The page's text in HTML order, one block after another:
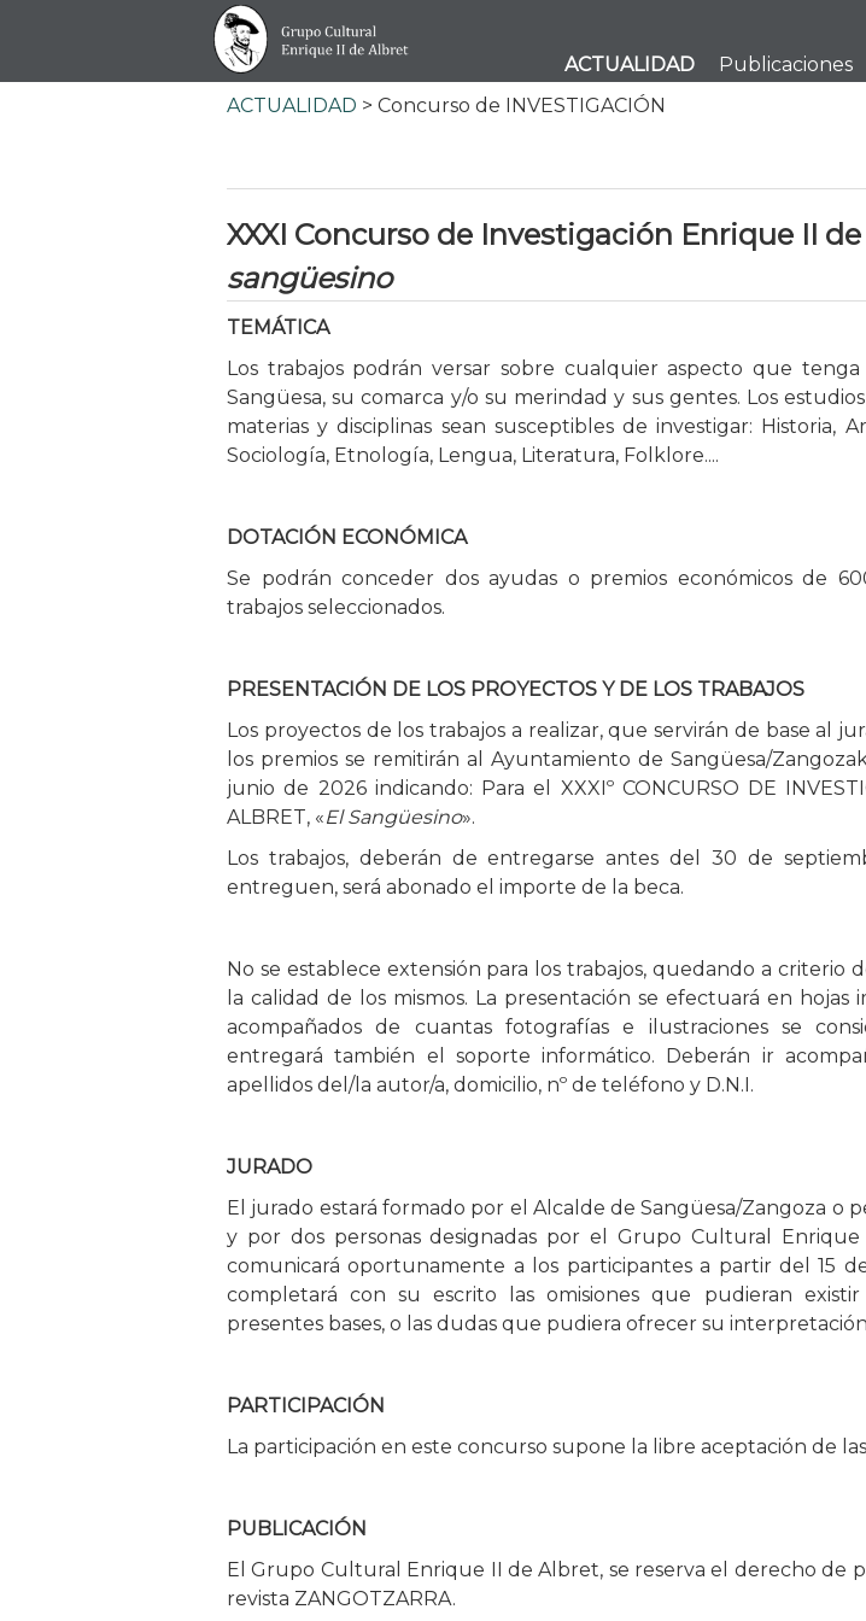
ACTUALIDAD Publicaciones
ACTUALIDAD > Concurso de INVESTIGACIÓN
XXXI Concurso de Investigación Enrique II
sangüesino
TEMÁTICA
Los trabajos podrán versar sobre cualquier aspecto que tenga
Sangüesa, su comarca y/o su merindad y sus gentes. Los
materias y disciplinas sean susceptibles de investigar: Historia,
Sociología, Etnología, Lengua, Literatura, Folklore....
DOTACIÓN ECONÓMICA
Se podrán conceder dos ayudas o premios económicos de
trabajos seleccionados.
PRESENTACIÓN DE LOS PROYECTOS Y DE LOS TRABAJOS
Los proyectos de los trabajos a realizar, que servirán de base al
los premios se remitirán al Ayuntamiento de Sangüesa/
junio de 2026 indicando: Para el XXXIº CONCURSO DE
ALBRET, «El Sangüesino».
Los trabajos, deberán de entregarse antes del 30 de
entreguen, será abonado el importe de la beca.
No se establece extensión para los trabajos, quedando a criterio
la calidad de los mismos. La presentación se efectuará en hojas
acompañados de cuantas fotografías e ilustraciones se
entregará también el soporte informático. Deberán ir
apellidos del/la autor/a, domicilio, nº de teléfono y D.N.I.
JURADO
El jurado estará formado por el Alcalde de Sangüesa/Zangoza o
y por dos personas designadas por el Grupo Cultural
comunicará oportunamente a los participantes a partir del 15
completará con su escrito las omisiones que pudieran
presentes bases, o las dudas que pudiera ofrecer su
PARTICIPACIÓN
La participación en este concurso supone la libre aceptación de
PUBLICACIÓN
El Grupo Cultural Enrique II de Albret, se reserva el derecho de
revista ZANGOTZARRA.